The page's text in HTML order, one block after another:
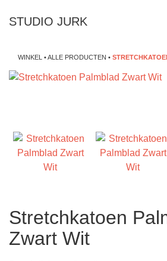
STUDIO JURK
WINKEL •ALLE PRODUCTEN •
Stretchkatoen
Zwart Wit